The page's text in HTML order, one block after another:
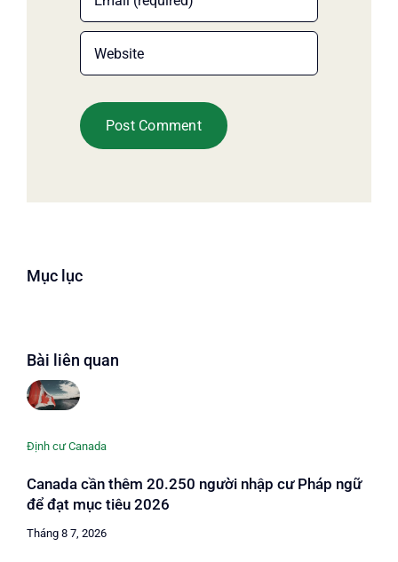
Mục lục
Bài liên quan
Định cư Canada
Canada cần thêm 20.250 người nhập cư Pháp ngữ
để đạt mục tiêu 2026
Tháng 8 7, 2026